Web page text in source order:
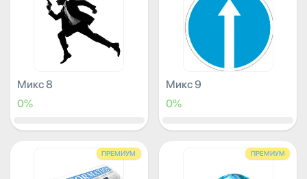
Микс 8
0%
Микс 9
0%
ПРЕМИУМ ПРЕМИУМ